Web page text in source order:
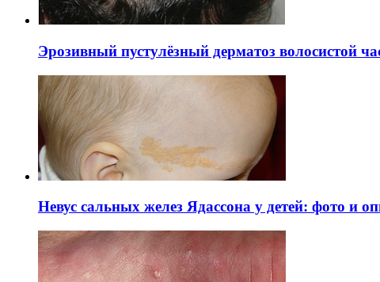
Эрозивный пустулёзный дерматоз волосистой
Невус сальных желез Ядассона у детей: фото и